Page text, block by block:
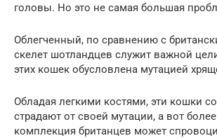
головы. Но это не самая большая
Облегченный, по сравнению с
скелет шотландцев служит важной
этих кошек обусловлена мутацией
Обладая легкими костями, эти кошки
страдают от своей мутации, а вот
комплекция британцев может